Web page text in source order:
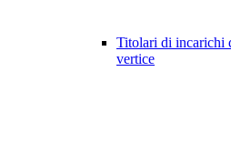
Titolari di incarichi
vertice